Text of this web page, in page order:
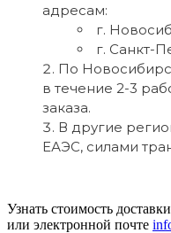
адресам:
г.
г. Санкт-
По
в течение 2-3
заказа.
В другие
ЕАЭС, силами
Узнать стоимость
или электронной почте